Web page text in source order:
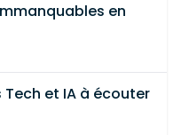
en
et IA à écouter